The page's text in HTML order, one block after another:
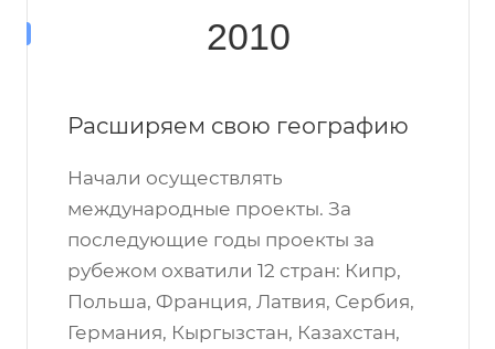
2010
Расширяем свою географию
Начали осуществлять
международные проекты. За
последующие годы проекты за
рубежом охватили 12 стран: Кипр,
Польша, Франция, Латвия, Сербия,
Германия, Кыргызстан, Казахстан,